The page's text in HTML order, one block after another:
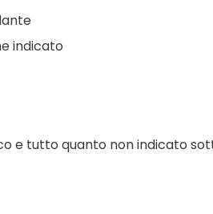
indicato
e tutto quanto non indicato